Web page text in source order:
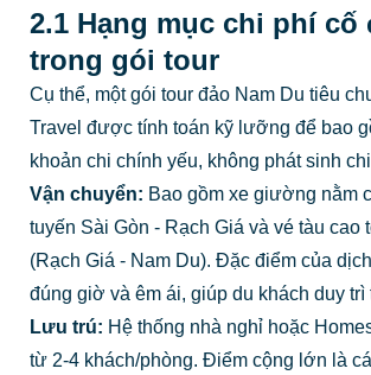
2.1 Hạng mục chi phí cố
trong gói tour
Cụ thể, một gói tour đảo Nam Du tiêu
Travel được tính toán kỹ lưỡng để bao
khoản chi chính yếu, không phát sinh
Vận chuyển: Bao gồm xe giường nằm
tuyến Sài Gòn - Rạch Giá và vé tàu cao
(Rạch Giá - Nam Du). Đặc điểm của
đúng giờ và êm ái, giúp du khách duy trì
Lưu trú: Hệ thống nhà nghỉ hoặc
từ 2-4 khách/phòng. Điểm cộng lớn là